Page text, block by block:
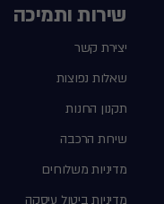
שירות ותמיכה
יצירת קשר
שאלות נפוצות
תקנון החנות
שירות הרכבה
מדיניות משלוחים
מדיניות ביטול עיסקה